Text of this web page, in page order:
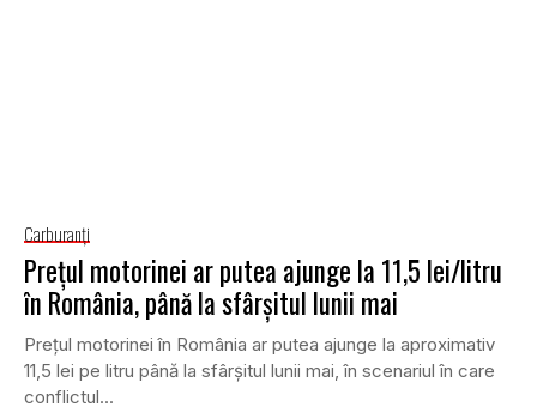
Carburanţi
Prețul motorinei ar putea ajunge la 11,5 lei/litru
în România, până la sfârșitul lunii mai
Prețul motorinei în România ar putea ajunge la aproximativ
11,5 lei pe litru până la sfârșitul lunii mai, în scenariul în care
conflictul...